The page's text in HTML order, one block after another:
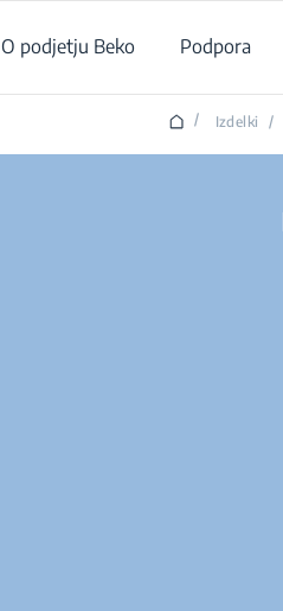
O podjetju Beko Podpora
/ Izdelki /